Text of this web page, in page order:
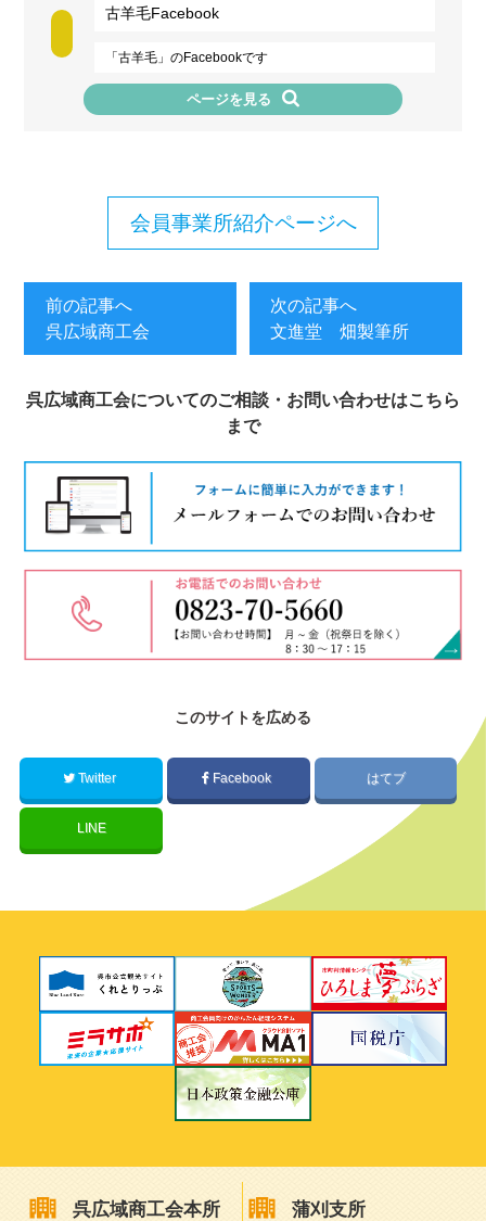
古羊毛Facebook
「古羊毛」のFacebookです
ページを見る
会員事業所紹介ページへ
前の記事へ
呉広域商工会
次の記事へ
文進堂 畑製筆所
呉広域商工会についてのご相談・お問い合わせはこちら
まで
このサイトを広める
Twitter Facebook はてブ
LINE
呉広域商工会本所 蒲刈支所